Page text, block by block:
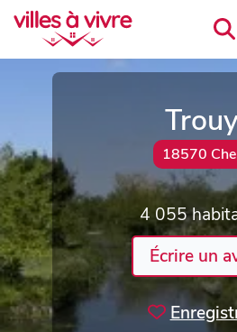
18570
4 055
Écrire un